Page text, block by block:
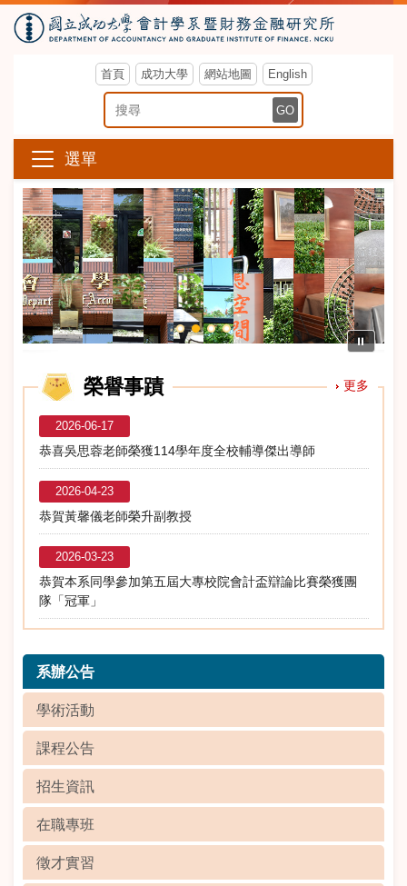
首頁 成功大學 網站地圖 English
搜尋關鍵字 GO
選單
⏸
榮譽事蹟 更多
2026-06-17
恭喜吳思蓉老師榮獲114學年度全校輔導傑出導師
2026-04-23
恭賀黃馨儀老師榮升副教授
2026-03-23
恭賀本系同學參加第五屆大專校院會計盃辯論比賽榮獲團
隊「冠軍」
系辦公告
學術活動
課程公告
招生資訊
在職專班
徵才實習